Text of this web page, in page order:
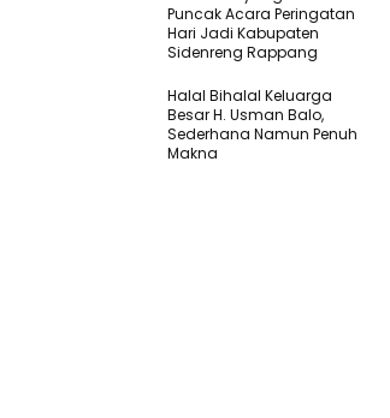
Puncak Acara Peringatan
Hari Jadi Kabupaten
Sidenreng Rappang
Halal Bihalal Keluarga
Besar H. Usman Balo,
Sederhana Namun Penuh
Makna